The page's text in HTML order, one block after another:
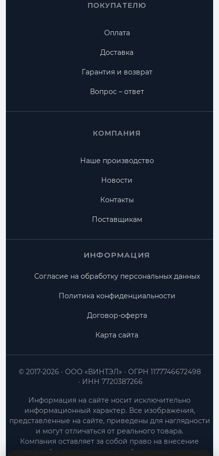
ПОКУПАТЕЛЮ
Оплата
Доставка
Гарантия и возврат
Вопрос – ответ
КОМПАНИЯ
Наше производство
Новости
Контакты
Поставщикам
ИНФОРМАЦИЯ
Согласие на обработку персональных данных
Политика конфиденциальности
Договор-оферта
Карта сайта
ООО «ВИНТЭЛ»
ОГРН 1177746672498
ИНН 7720387266
© 2017-2026
Информация на сайте носит исключительно
информационный характер. Все изображения,
представленные на сайте, приведены для наглядности
и могут отличаться от реального товара.
Компания оставляет за собой право на внесение
изменений в конструкцию, дизайн и характеристики